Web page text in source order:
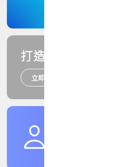
打造您的PCB專業技能
立即報名